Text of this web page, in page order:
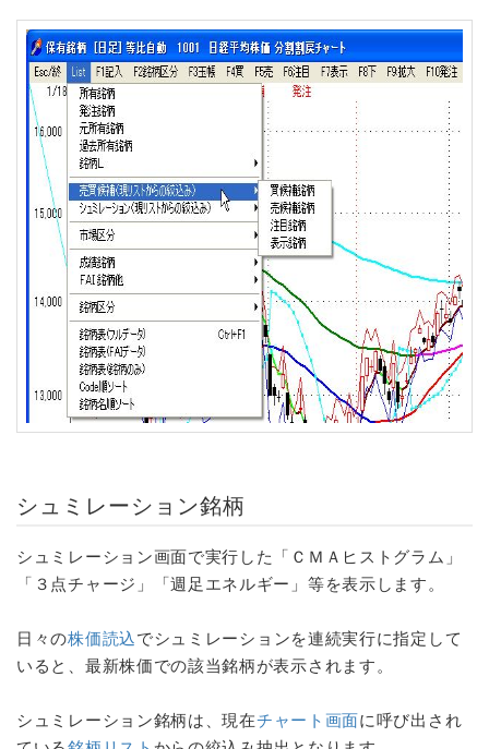
シュミレーション銘柄
シュミレーション画面で実行した「ＣＭＡヒストグラム」
「３点チャージ」「週足エネルギー」等を表示します。
日々の株価読込でシュミレーションを連続実行に指定して
いると、最新株価での該当銘柄が表示されます。
シュミレーション銘柄は、現在チャート画面に呼び出され